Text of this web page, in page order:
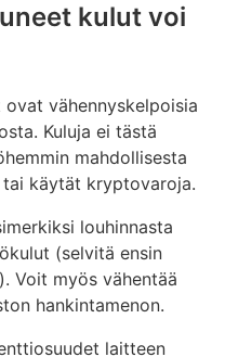
kryptovaluutan
käytetyn
hankintahetkellä
saa vähentää
aiheutuneet menot,
jälkeen vielä
kulut voi
vähennyskelpoisia
Kuluja ei tästä
mahdollisesta
käytät kryptovaroja.
louhinnasta
(selvitä ensin
Voit myös vähentää
hankintamenon.
laitteen